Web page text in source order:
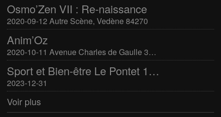
Osmo’Zen VII : Re-naissance
2020-09-12 Autre Scène, Vedène 84270
Anim’Oz
2020-10-11 Avenue Charles de Gaulle 30400 Villeneuve-Lès-Avignon
Sport et Bien-être Le Pontet 16-17 mars 2024
2023-12-31
Voir plus